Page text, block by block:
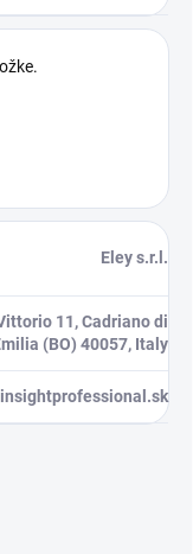
Eley s.r.l.
11, Cadriano di
(BO) 40057, Italy